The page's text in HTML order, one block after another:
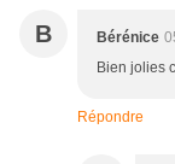
B Bérénice
Bien jolies
Répondre